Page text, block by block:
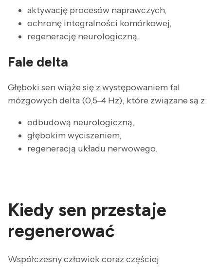
aktywację procesów naprawczych,
ochronę integralności komórkowej,
regenerację neurologiczną.
Fale delta
Głęboki sen wiąże się z występowaniem fal
mózgowych delta (0,5–4 Hz), które związane są z:
odbudową neurologiczną,
głębokim wyciszeniem,
regeneracją układu nerwowego.
Kiedy sen przestaje
regenerować
Współczesny człowiek coraz częściej